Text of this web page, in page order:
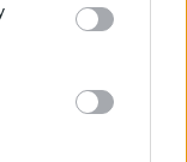
claire pour
de se